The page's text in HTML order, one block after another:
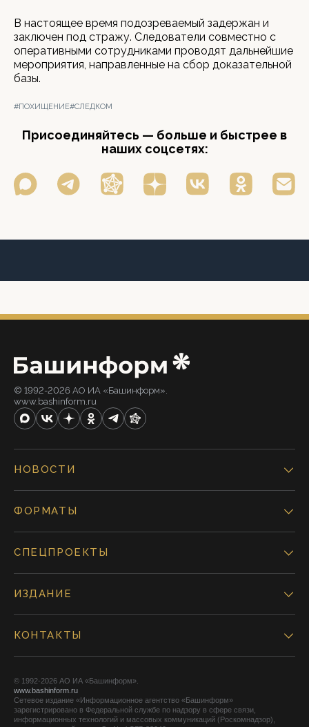
В настоящее время подозреваемый задержан и
заключен под стражу. Следователи совместно с
оперативными сотрудниками проводят дальнейшие
мероприятия, направленные на сбор доказательной
базы.
#ПОХИЩЕНИЕ#СЛЕДКОМ
Присоединяйтесь — больше и быстрее в
наших соцсетях:
© 1992-2026 АО ИА «Башинформ».
www.bashinform.ru
НОВОСТИ
ФОРМАТЫ
СПЕЦПРОЕКТЫ
ИЗДАНИЕ
КОНТАКТЫ
© 1992-2026 АО ИА «Башинформ».
www.bashinform.ru
Сетевое издание «Информационное агентство «Башинформ»
зарегистрировано в Федеральной службе по надзору в сфере связи,
информационных технологий и массовых коммуникаций (Роскомнадзор),